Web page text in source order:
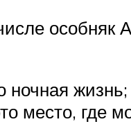
особняк
место, где